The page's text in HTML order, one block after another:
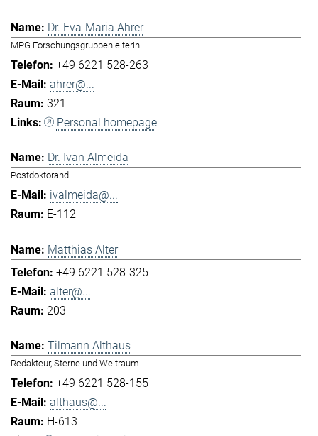
Dr. Eva-Maria Ahrer
MPG Forschungsgruppenleiterin
+49 6221 528-263
ahrer@...
321
Personal homepage
Dr. Ivan Almeida
Postdoktorand
ivalmeida@...
E-112
Matthias Alter
+49 6221 528-325
alter@...
203
Tilmann Althaus
Redakteur, Sterne und Weltraum
+49 6221 528-155
althaus@...
H-613